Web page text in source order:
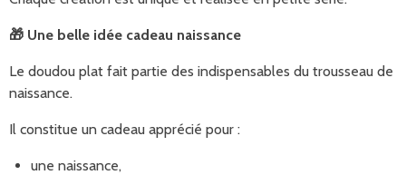
🎁 Une belle idée cadeau naissance
Le doudou plat fait partie des indispensables du trousseau de
naissance.
Il constitue un cadeau apprécié pour :
une naissance,